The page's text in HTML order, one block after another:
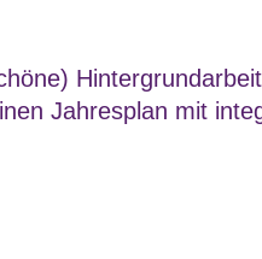
Jahresplan mit